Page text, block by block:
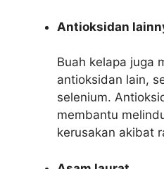
Antioksidan
Buah kelapa juga
antioksidan lain,
selenium.
membantu
kerusakan akibat